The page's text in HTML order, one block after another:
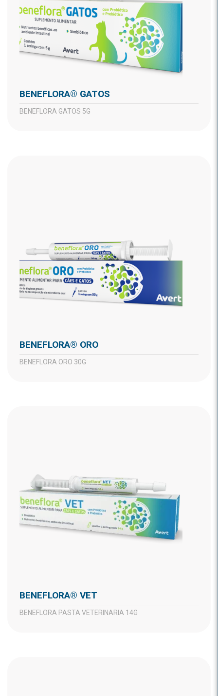
BENEFLORA® GATOS
BENEFLORA GATOS 5G
BENEFLORA® ORO
BENEFLORA ORO 30G
BENEFLORA® VET
BENEFLORA PASTA VETERINARIA 14G